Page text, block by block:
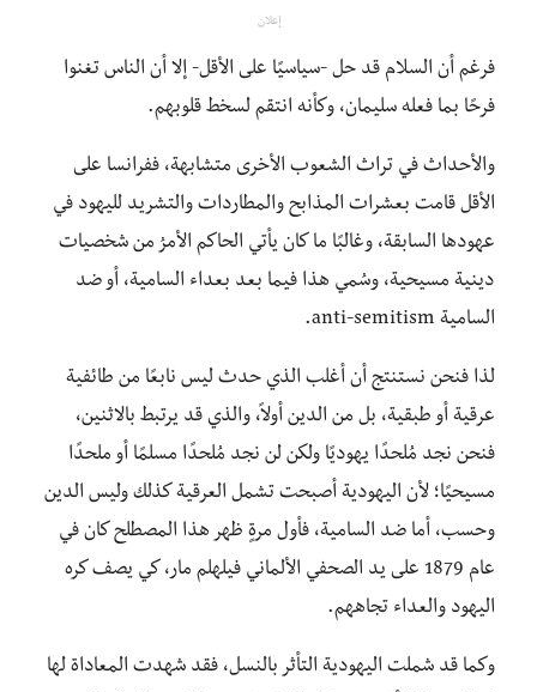
إعلان
فرغم أن السلام قد حل -سياسيًا على الأقل- إلا أن الناس تغنوا
فرحًا بما فعله سليمان، وكأنه انتقم لسخط قلوبهم.
والأحداث في تراث الشعوب الأخرى متشابهة، ففرانسا على
الأقل قامت بعشرات المذابح والمطاردات والتشريد لليهود في
عهودها السابقة، وغالبًا ما كان يأتي الحاكم الأمرُ من شخصيات
دينية مسيحية، وسُمي هذا فيما بعد بعداء السامية، أو ضد
السامية anti-semitism.
لذا فنحن نستنتج أن أغلب الذي حدث ليس نابعًا من طائفية
عرقية أو طبقية، بل من الدين أولاً، والذي قد يرتبط بالاثنين،
فنحن نجد مُلحدًا يهوديًا ولكن لن نجد مُلحدًا مسلمًا أو ملحدًا
مسيحيًا؛ لأن اليهودية أصبحت تشمل العرقية كذلك وليس الدين
وحسب، أما ضد السامية، فأول مرةٍ ظهر هذا المصطلح كان في
عام 1879 على يد الصحفي الألماني فيلهلم مار، كي يصف كره
اليهود والعداء تجاههم.
وكما قد شملت اليهودية التأثر بالنسل، فقد شهدت المعاداة لها